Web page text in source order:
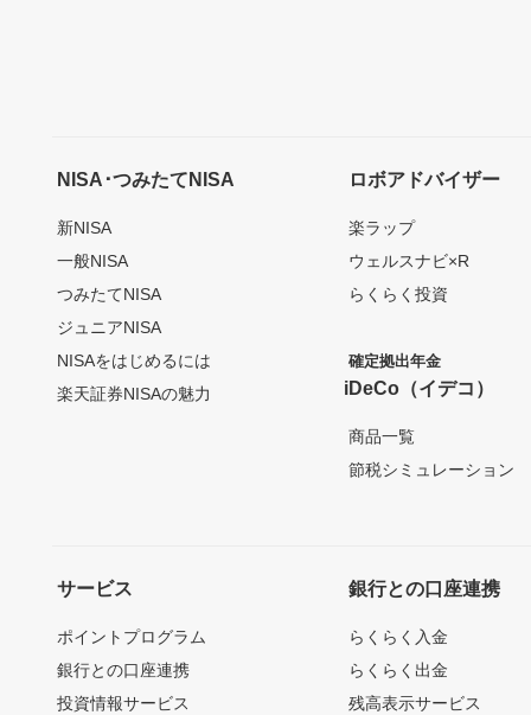
NISA･つみたてNISA
新NISA
一般NISA
つみたてNISA
ジュニアNISA
NISAをはじめるには
楽天証券NISAの魅力
ロボアドバイザー
楽ラップ
ウェルスナビ×R
らくらく投資
確定拠出年金
iDeCo（イデコ）
商品一覧
節税シミュレーション
サービス
ポイントプログラム
銀行との口座連携
投資情報サービス
銀行との口座連携
らくらく入金
らくらく出金
残高表示サービス